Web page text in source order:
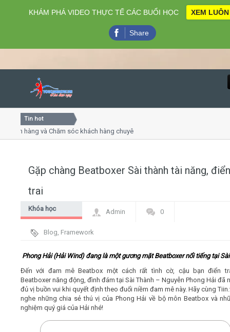
Close
Home
Video
Kiến thức
Liên hệ - Đăng ký
Tin hot
hàng và Chăm sóc khách hàng chuyên nghiệp
Gặp chàng Beatboxer Sài thành tài năng, điển
trai
Khóa học
Admin 0
Blog, Framework
Phong Hải (Hải Wind) đang là một gương mặt Beatboxer nổi tiếng tại
Đến với đam mê Beatbox một cách rất tình cờ, cậu bạn điển
Beatboxer năng động, đình đám tại Sài Thành – Nguyễn Phong Hải đã
đủ vị buồn vui khi quyết định theo đuổi niềm đam mê này. Hãy cùng
nghe những chia sẻ thú vị của Phong Hải về bộ môn Beatbox và
nghiệm quý giá của Hải nhé!
KHÁM PHÁ VIDEO THỰC TẾ CÁC BUỔI HỌC XEM LUÔN
Share